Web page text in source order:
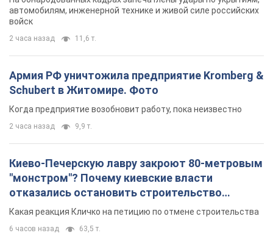
2 часа назад 9,9 т.
Киево-Печерскую лавру закроют 80-метровым
"монстром"? Почему киевские власти
отказались остановить строительство
небоскреба "московского верующего"
Какая реакция Кличко на петицию по отмене строительства
6 часов назад 63,5 т.